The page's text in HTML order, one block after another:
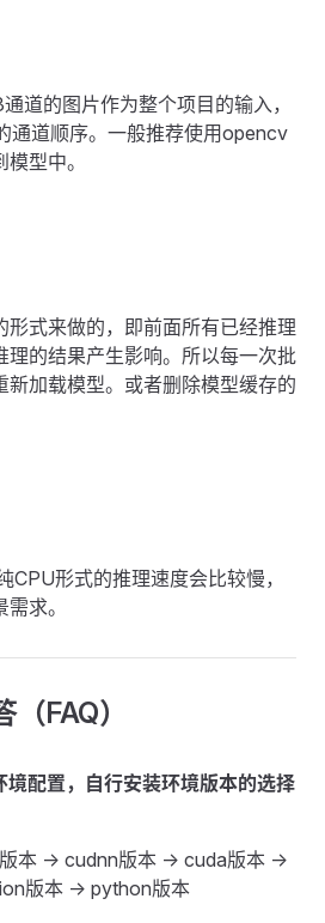
道的图片作为整个项目的输入，
通道顺序。一般推荐使用opencv
型中。
形式来做的，即前面所有已经推理
理的结果产生影响。所以每一次批
新加载模型。或者删除模型缓存的
CPU形式的推理速度会比较慢，
求。
FAQ）
境配置，自行安装环境版本的选择
本 -> cudnn版本 -> cuda版本 ->
版本 -> python版本